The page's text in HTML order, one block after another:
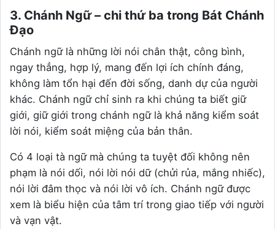
3. Chánh Ngữ – chi thứ ba trong Bát Chánh
Đạo
Chánh ngữ là những lời nói chân thật, công bình,
ngay thẳng, hợp lý, mang đến lợi ích chính đáng,
không làm tổn hại đến đời sống, danh dự của người
khác. Chánh ngữ chỉ sinh ra khi chúng ta biết giữ
giới, giữ giới trong chánh ngữ là khả năng kiểm soát
lời nói, kiểm soát miệng của bản thân.
Có 4 loại tà ngữ mà chúng ta tuyệt đối không nên
phạm là nói dối, nói lời nói dữ (chửi rủa, mắng nhiếc),
nói lời đâm thọc và nói lời vô ích. Chánh ngữ được
xem là biểu hiện của tâm trí trong giao tiếp với người
và vạn vật.